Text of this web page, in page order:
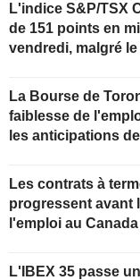
L'indice S&P/TSX
de 151 points en
vendredi, malgré
La Bourse de
faiblesse de
les anticipations
Les contrats à
progressent avant
l'emploi au
L'IBEX 35 passe